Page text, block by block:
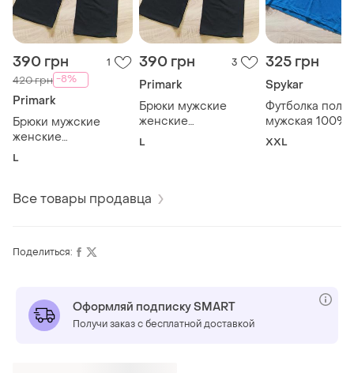
390 грн 1
420 грн -8%
Primark
Брюки мужские
женские
спортивные 60%
L
390 грн 3
Primark
Брюки мужские
женские
спортивные 60%
L
325 грн
Spykar
Футболка поло
мужская 100%
коттон
XXL
Все товары продавца
Поделиться:
Оформляй подписку SMART
Получи заказ с бесплатной доставкой